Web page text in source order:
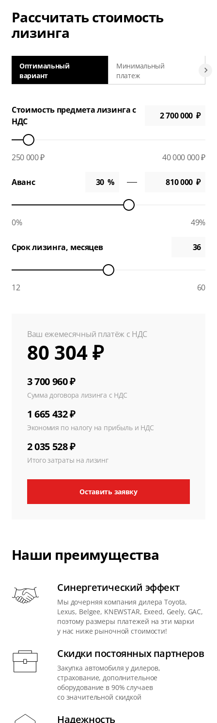
Рассчитать стоимость
лизинга
Оптимальный
вариант
Минимальный
платеж
Стоимость предмета лизинга с
НДС
250 000 ₽ 40 000 000 ₽
Аванс
0% 49%
Срок лизинга, месяцев
12 60
Ваш ежемесячный платёж с НДС
80 304 ₽
3 700 960 ₽
Сумма договора лизинга с НДС
1 665 432 ₽
Экономия по налогу на прибыль и НДС
2 035 528 ₽
Итого затраты на лизинг
Оставить заявку
Наши преимущества
Синергетический эффект
Мы дочерняя компания дилера Toyota,
Lexus, Belgee, KNEWSTAR, Exeed, Geely, GAC,
поэтому размеры платежей на эти марки
у нас ниже рыночной стоимости!
Скидки постоянных партнеров
Закупка автомобиля у дилеров,
страхование, дополнительное
оборудование в 90% случаев
со значительной скидкой
Надежность